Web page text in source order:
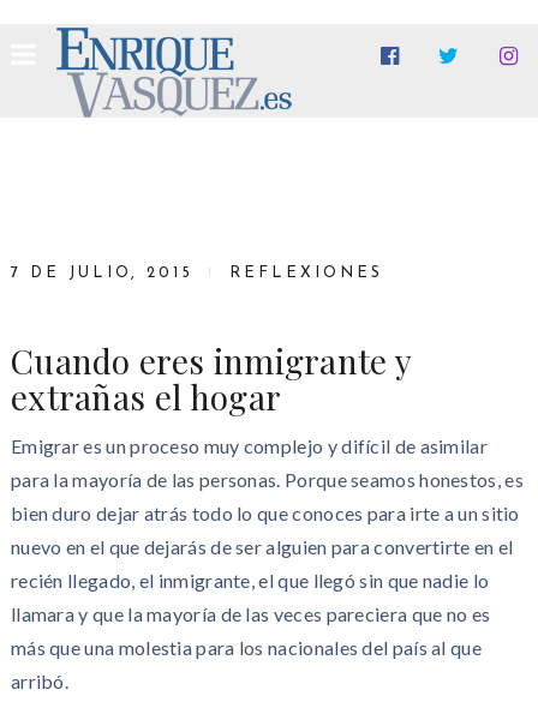
7 DE JULIO, 2015 REFLEXIONES
Cuando eres inmigrante y
extrañas el hogar
Emigrar es un proceso muy complejo y difícil de asimilar
para la mayoría de las personas. Porque seamos honestos, es
bien duro dejar atrás todo lo que conoces para irte a un sitio
nuevo en el que dejarás de ser alguien para convertirte en el
recién llegado, el inmigrante, el que llegó sin que nadie lo
llamara y que la mayoría de las veces pareciera que no es
más que una molestia para los nacionales del país al que
arribó.